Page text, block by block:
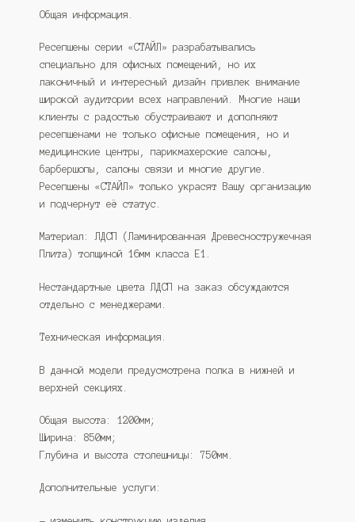
Общая информация.
Ресепшены серии «СТАЙЛ» разрабатывались
специально для офисных помещений, но их
лаконичный и интересный дизайн привлек внимание
широкой аудитории всех направлений. Многие наши
клиенты с радостью обустраивают и дополняют
ресепшенами не только офисные помещения, но и
медицинские центры, парикмахерские салоны,
барбершопы, салоны связи и многие другие.
Ресепшены «СТАЙЛ» только украсят Вашу организацию
и подчернут её статус.
Материал: ЛДСП (Ламинированная Древесностружечная
Плита) толщиной 16мм класса Е1.
Нестандартные цвета ЛДСП на заказ обсуждаются
отдельно с менеджерами.
Техническая информация.
В данной модели предусмотрена полка в нижней и
верхней секциях.
Общая высота: 1200мм;
Ширина: 850мм;
Глубина и высота столешницы: 750мм.
Дополнительные услуги: